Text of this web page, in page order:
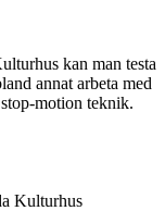
kan man testa
annat arbeta med
motion teknik.
Kulturhus